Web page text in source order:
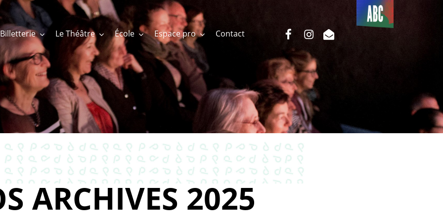
Billetterie Le Théâtre École Espace pro Contact
Du côté
de l’ABC
facebookinstagram
email
ARCHIVES 2025